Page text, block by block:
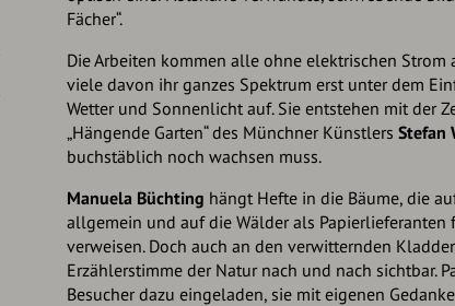
Fächer“.
Die Arbeiten kommen alle ohne elektrischen Strom
viele davon ihr ganzes Spektrum erst unter dem
Wetter und Sonnenlicht auf. Sie entstehen mit der
„Hängende Garten“ des Münchner Künstlers Stefan
buchstäblich noch wachsen muss.
Manuela Büchting hängt Hefte in die Bäume, die
allgemein und auf die Wälder als Papierlieferanten
verweisen. Doch auch an den verwitternden
Erzählerstimme der Natur nach und nach sichtbar.
Besucher dazu eingeladen, sie mit eigenen